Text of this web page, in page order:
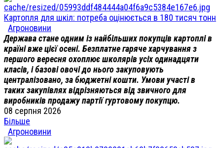
Картопля для шкіл: потреба оцінюється в 180 тисяч тонн
Агроновини
Держава стане одним із найбільших покупців картоплі в
країні вже цієї осені. Безплатне гаряче харчування з
першого вересня охоплює школярів усіх одинадцяти
класів, і базові овочі до нього закуповують
централізовано, за бюджетні кошти. Умови участі в
таких закупівлях відрізняються від звичного для
виробників продажу партії гуртовому покупцю.
08 серпня 2026
Більше
Агроновини